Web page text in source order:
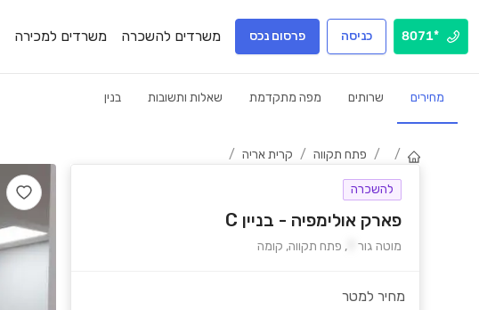
*8071 כניסה פרסום נכס משרדים להשכרה משרדים למכירה
מחירים שרותים מפה מתקדמת שאלות ותשובות בנין
/
/ פתח תקווה / קרית אריה /
להשכרה
פארק אולימפיה - בניין C
מוטה גור , פתח תקווה, קומה
מחיר למטר